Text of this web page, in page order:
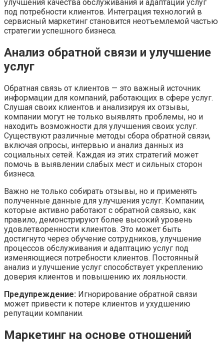
улучшения качества обслуживания и адаптации услуг
под потребности клиентов. Интеграция технологий в
сервисный маркетинг становится неотъемлемой частью
стратегии успешного бизнеса.
Анализ обратной связи и улучшение
услуг
Обратная связь от клиентов — это важный источник
информации для компаний, работающих в сфере услуг.
Слушая своих клиентов и анализируя их отзывы,
компании могут не только выявлять проблемы, но и
находить возможности для улучшения своих услуг.
Существуют различные методы сбора обратной связи,
включая опросы, интервью и анализ данных из
социальных сетей. Каждая из этих стратегий может
помочь в выявлении слабых мест и сильных сторон
бизнеса.
Важно не только собирать отзывы, но и применять
полученные данные для улучшения услуг. Компании,
которые активно работают с обратной связью, как
правило, демонстрируют более высокий уровень
удовлетворенности клиентов. Это может быть
достигнуто через обучение сотрудников, улучшение
процессов обслуживания и адаптацию услуг под
изменяющиеся потребности клиентов. Постоянный
анализ и улучшение услуг способствует укреплению
доверия клиентов и повышению их лояльности.
Предупреждение: Игнорирование обратной связи
может привести к потере клиентов и ухудшению
репутации компании.
Маркетинг на основе отношений